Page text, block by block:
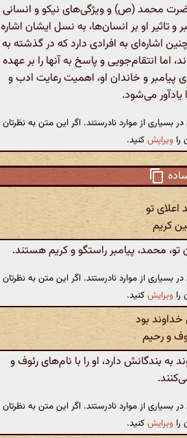
محمد (ص) و ویژگی‌های نیکو و انسانی
تاثیر او بر انسان‌ها، به نسل ایشان اشاره
اشاره‌ای به افرادی دارد که در گذشته به
اما انتقام‌جویی و پاسخ به آنها را بر عهده
پیامبر و خاندان او، اهمیت رعایت ادب و
یادآور می‌شود.
از موارد نادرستند. اگر این متن به نظرتان
ویرایشکنید.
تو
کریم
تو، محمد، پیامبر راستگو و کریم هستند.
از موارد نادرستند. اگر این متن به نظرتان
ویرایشکنید.
بود
و رحیم
دارد، او را با نام‌های رئوف و
از موارد نادرستند. اگر این متن به نظرتان
ویرایشکنید.